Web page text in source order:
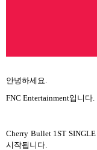
안녕하세요.
FNC Entertainment입니다
Cherry Bullet 1ST
시작됩니다